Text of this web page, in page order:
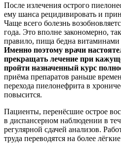
После излечения острого
ему шанса рецидивировать и
Чаще всего болезнь
года. Это вполне закономерно,
правило, пища бедна
Именно поэтому врачи
прекращать лечение при
пройти назначенный курс
приёма препаратов раньше
перехода пиелонефрита в
повысится.
Пациенты, перенёсшие острое
в диспансерном наблюдении в
регулярной сдачей анализов.
труда переводятся на более